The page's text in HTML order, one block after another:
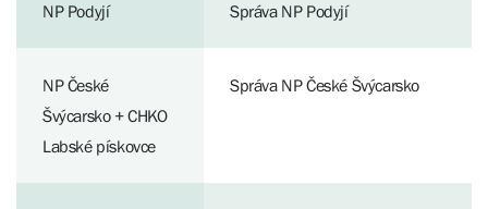
NP Podyjí Správa NP Podyjí
NP České
Švýcarsko + CHKO
Labské pískovce
Správa NP České Švýcarsko